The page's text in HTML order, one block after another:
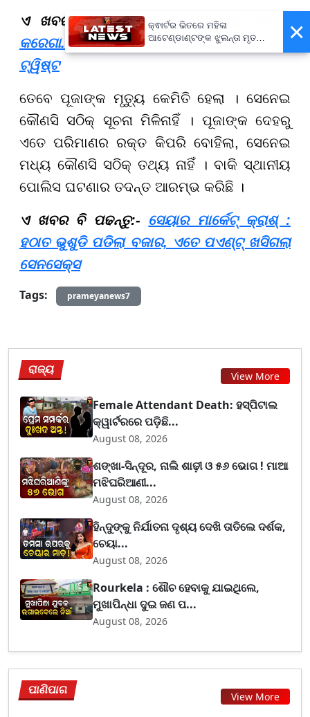
ଏ ଖବର ବି ପଢନ୍ତୁ:-ଲଭ୍ କେଲିୟେ କୁଛ୍ ଭି
କରେଗା...ନବବଧୂ ଅପହରଣ ଘଟଣାରେ ନୂଆ
ଟ୍ୱିଷ୍ଟ
ତେବେ ପୂଜାଙ୍କ ମୃତ୍ୟୁ କେମିତି ହେଲା । ସେନେଇ
କୌଣସି ସଠିକ୍ ସୂଚନା ମିଳିନାହିଁ । ପୂଜାଙ୍କ ଦେହରୁ
ଏତେ ପରିମାଣର ରକ୍ତ କିପରି ବୋହିଲା, ସେନେଇ
ମଧ୍ୟ କୌଣସି ସଠିକ୍ ତଥ୍ୟ ନାହିଁ । ବାକି ସ୍ଥାନୀୟ
ପୋଲିସ ଘଟଣାର ତଦନ୍ତ ଆରମ୍ଭ କରିଛି ।
ଏ ଖବର ବି ପଢନ୍ତୁ:- ସେୟାର ମାର୍କେଟ୍ କ୍ରାଶ୍ :
ହଠାତ ଭୁଶୁଡି ପଡିଲା ବଜାର, ଏତେ ପଏଣ୍ଟ୍ ଖସିଗଲା
ସେନସେକ୍ସ
Tags:
prameyanews7
ରାଜ୍ୟ View More
Female Attendant Death: ହସ୍ପିଟାଲ
କ୍ୱାର୍ଟରରେ ପଡ଼ିଛି...
August 08, 2026
ଶଙ୍ଖା-ସିନ୍ଦୂର, ନାଲି ଶାଢ଼ୀ ଓ ୫୬ ଭୋଗ ! ମାଆ
ମଝିଘରିଆଣୀ...
August 08, 2026
ହିନ୍ଦୁଙ୍କୁ ନିର୍ଯାତନା ଦୃଶ୍ୟ ଦେଖି ତାତିଲେ ଦର୍ଶକ,
ଚେୟା...
August 08, 2026
Rourkela : ଶୌଚ ହେବାକୁ ଯାଇଥିଲେ,
ମୁଖାପିନ୍ଧା ଦୁଇ ଜଣ ପ...
August 08, 2026
ପାଣିପାଗ View More
×
କ୍ଵାର୍ଟର ଭିତରେ ମହିଳା
ଆଟେଣ୍ଡାଣ୍ଟଙ୍କ ଝୁଲନ୍ତା ମୃତଦେହ